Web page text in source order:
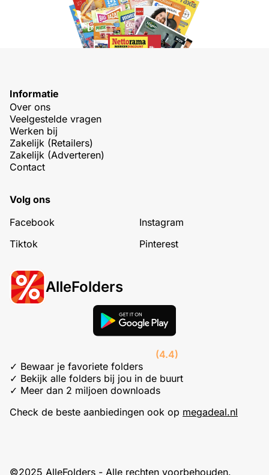
Informatie
Over ons
Veelgestelde vragen
Werken bij
Zakelijk (Retailers)
Zakelijk (Adverteren)
Contact
Volg ons
Facebook
Instagram
Tiktok
Pinterest
AlleFolders
(4.4)
✓ Bewaar je favoriete folders
✓ Bekijk alle folders bij jou in de buurt
✓ Meer dan 2 miljoen downloads
Check de beste aanbiedingen ook op megadeal.nl
©2025 AlleFolders - Alle rechten voorbehouden.